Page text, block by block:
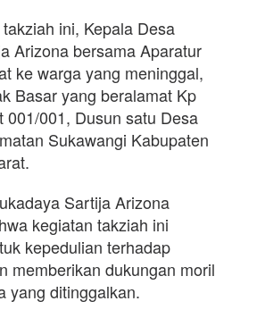
ini, Kepala Desa
Arizona bersama Aparatur
ke warga yang meninggal,
Basar yang beralamat Kp
001/001, Dusun satu Desa
Sukawangi Kabupaten
Sartija Arizona
kegiatan takziah ini
kepedulian terhadap
memberikan dukungan moril
yang ditinggalkan.